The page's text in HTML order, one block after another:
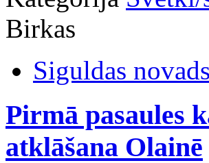
Birkas
Siguldas novads
Pirmā pasaules
atklāšana Olainē